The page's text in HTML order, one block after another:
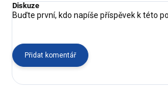
Diskuze
Buďte první, kdo napíše příspěvek k této
Přidat komentář